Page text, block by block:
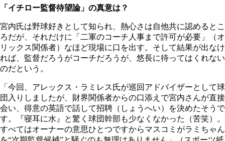
「イチロー監督待望論」の真意は？
宮内氏は野球好きとして知られ、熱心さは自他共に認めるとこ
ろだが、それだけに「二軍のコーチ人事まで許可が必要」（オ
リックス関係者）なほど現場に口を出す。そして結果が出なけ
れば、監督だろうがコーチだろうが、悠長に待ってはくれない
のだという。
「今回、アレックス・ラミレス氏が巡回アドバイザーとして球
団入りしましたが、財界関係者からの口添えで宮内さんが直接
会い、得意の英語で話して招聘（しょうへい）を決めたそうで
す。『寝耳に水』と驚く球団幹部も少なくなかった（苦笑）。
すべてはオーナーの意思ひとつですからマスコミがラミちゃん